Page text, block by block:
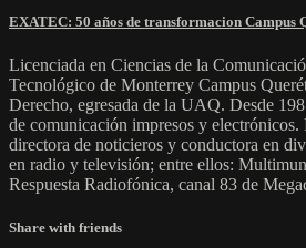
EXATEC: 50 años de transformacion Campus
Licenciada en Ciencias de la
Tecnológico de Monterrey Campus
Derecho, egresada de la UAQ. Desde
de comunicación impresos y electrónicos.
directora de noticieros y conductora en
en radio y televisión; entre ellos:
Respuesta Radiofónica, canal 83 de
Share with friends